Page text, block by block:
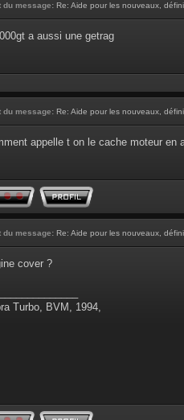
du message: Re: Aide pour les nouveaux,
a aussi une getrag
du message: Re: Aide pour les nouveaux,
appelle t on le cache moteur en
du message: Re: Aide pour les nouveaux,
cover ?
Turbo, BVM, 1994,